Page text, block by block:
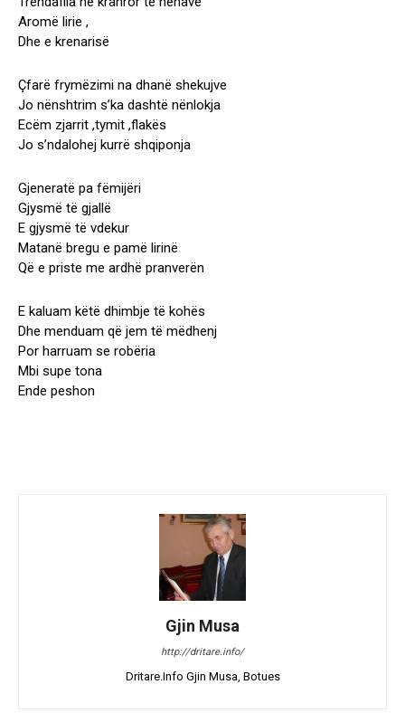
Aromë lirie ,
Dhe e krenarisë
Çfarë frymëzimi na dhanë shekujve
Jo nënshtrim s’ka dashtë nënlokja
Ecëm zjarrit ,tymit ,flakës
Jo s’ndalohej kurrë shqiponja
Gjeneratë pa fëmijëri
Gjysmë të gjallë
E gjysmë të vdekur
Matanë bregu e pamë lirinë
Që e priste me ardhë pranverën
E kaluam këtë dhimbje të kohës
Dhe menduam që jem të mëdhenj
Por harruam se robëria
Mbi supe tona
Ende peshon
Gjin Musa
http://dritare.info/
Dritare.Info Gjin Musa, Botues